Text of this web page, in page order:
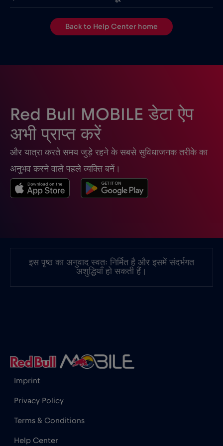
Back to Help Center home
Red Bull MOBILE डेटा ऐप
अभी प्राप्त करें
और यात्रा करते समय जुड़े रहने के सबसे सुविधाजनक तरीके का
अनुभव करने वाले पहले व्यक्ति बनें।
इस पृष्ठ का अनुवाद स्वतः निर्मित है और इसमें संदर्भगत
अशुद्धियाँ हो सकती हैं।
Imprint
Privacy Policy
Terms & Conditions
Help Center